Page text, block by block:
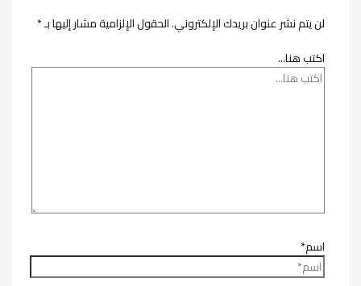
لن يتم نشر عنوان بريدك الإلكتروني. الحقول الإلزامية مشار إليها بـ*
اكتب هنا...
اسم*